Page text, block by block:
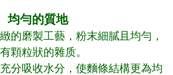
均勻的質地
的磨製工藝，粉末細膩且均勻，
顆粒狀的雜质。
分吸收水分，使麵條結構更為均